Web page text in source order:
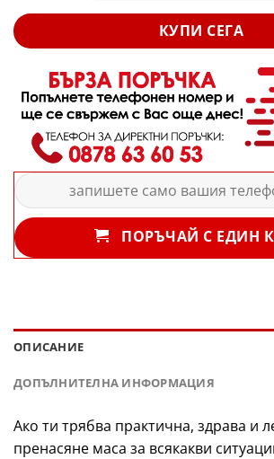
КУПИ СЕГА
ПОРЪЧАЙ С ЕДИН
ОПИСАНИЕ
ДОПЪЛНИТЕЛНА ИНФОРМАЦИЯ
Ако ти трябва практична, здрава и
пренасяне маса за всякакви